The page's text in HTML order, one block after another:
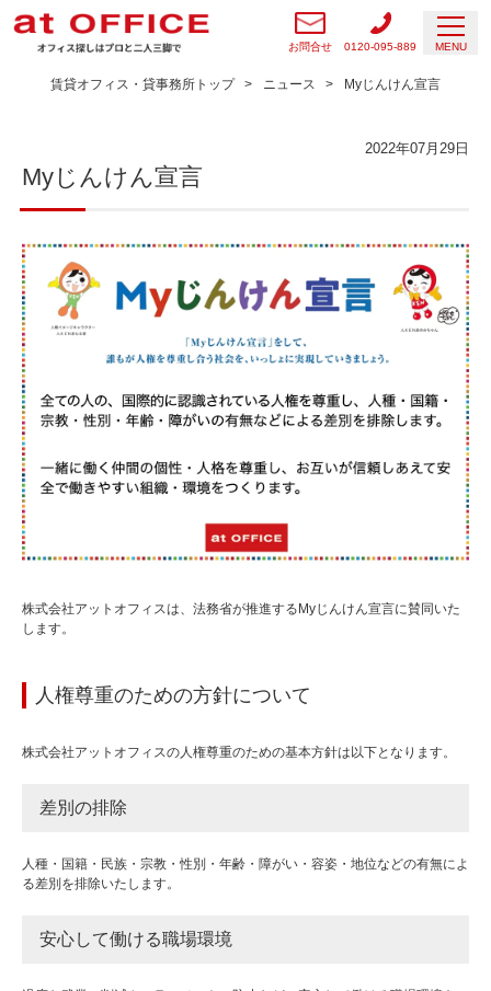
お問合せ 0120-095-889 MENU
賃貸オフィス・貸事務所トップ ニュース Myじんけん宣言
2022年07月29日
Myじんけん宣言
株式会社アットオフィスは、法務省が推進するMyじんけん宣言に賛同いた
します。
人権尊重のための方針について
株式会社アットオフィスの人権尊重のための基本方針は以下となります。
差別の排除
人種・国籍・民族・宗教・性別・年齢・障がい・容姿・地位などの有無によ
る差別を排除いたします。
安心して働ける職場環境